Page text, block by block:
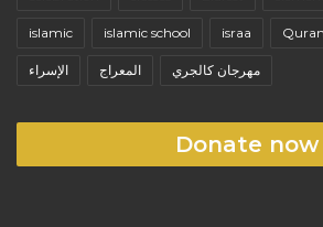
islamic islamic school israa Quran
الإسراء المعراج مهرجان كالجري
Donate now